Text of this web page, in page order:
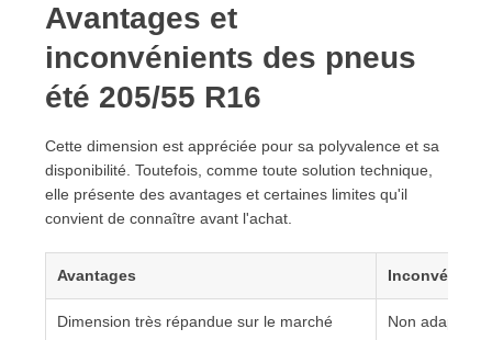
Avantages et
inconvénients des pneus
été 205/55 R16
Cette dimension est appréciée pour sa polyvalence et sa
disponibilité. Toutefois, comme toute solution technique,
elle présente des avantages et certaines limites qu'il
convient de connaître avant l'achat.
Avantages
Dimension très répandue sur le marché Non adaptée